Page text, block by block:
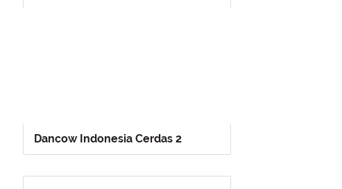
Dancow Indonesia Cerdas 2